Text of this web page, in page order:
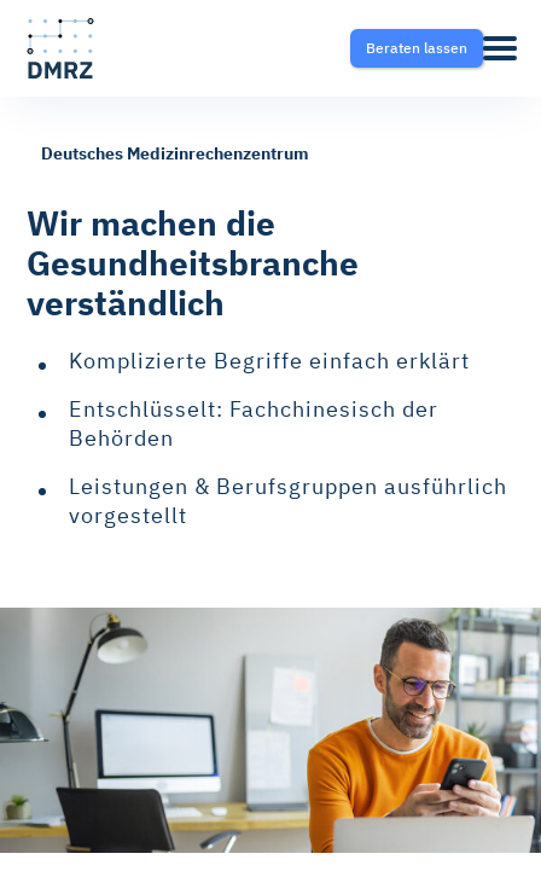
Beraten lassen
Krankentransport- und
Taxisoftware
Krankentransport-App
Fahrtvermittlung
Therapeutensoftware
Pflege-App
Vorfinanzierung
Telematikinfrastruktur (TI)
Krankentransport
Heilmittel
Hilfsmittel
Selektivverträge
FAQ
Ratgeber
Deutsches Medizinrechenzentrum
Wir machen die
Gesundheitsbranche
verständlich
Komplizierte Begriffe einfach erklärt
Entschlüsselt: Fachchinesisch der
Behörden
Leistungen & Berufsgruppen ausführlich
vorgestellt